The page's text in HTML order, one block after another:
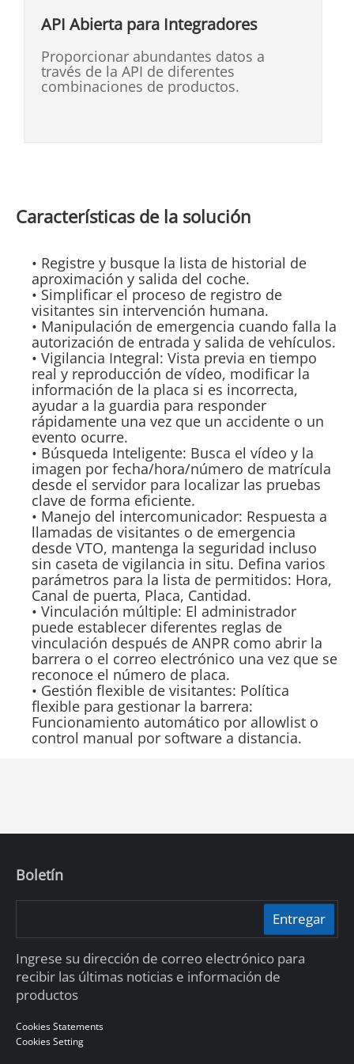
es un software basado en Windows. El
una ampliación flexible de las
funciones.
API Abierta para Integradores
Proporcionar abundantes datos a
través de la API de diferentes
combinaciones de productos.
Características de la solución
• Registre y busque la lista de historial de
aproximación y salida del coche.
• Simplificar el proceso de registro de
visitantes sin intervención humana.
• Manipulación de emergencia cuando falla la
autorización de entrada y salida de vehículos.
• Vigilancia Integral: Vista previa en tiempo
real y reproducción de vídeo, modificar la
información de la placa si es incorrecta,
ayudar a la guardia para responder
rápidamente una vez que un accidente o un
evento ocurre.
• Búsqueda Inteligente: Busca el vídeo y la
imagen por fecha/hora/número de matrícula
desde el servidor para localizar las pruebas
clave de forma eficiente.
• Manejo del intercomunicador: Respuesta a
llamadas de visitantes o de emergencia
desde VTO, mantenga la seguridad incluso
sin caseta de vigilancia in situ. Defina varios
parámetros para la lista de permitidos: Hora,
Canal de puerta, Placa, Cantidad.
• Vinculación múltiple: El administrador
puede establecer diferentes reglas de
vinculación después de ANPR como abrir la
barrera o el correo electrónico una vez que se
reconoce el número de placa.
• Gestión flexible de visitantes: Política
flexible para gestionar la barrera:
Funcionamiento automático por allowlist o
control manual por software a distancia.
Boletín
Entregar
Ingrese su dirección de correo electrónico para
recibir las últimas noticias e información de
productos
Cookies Statements
Cookies Setting